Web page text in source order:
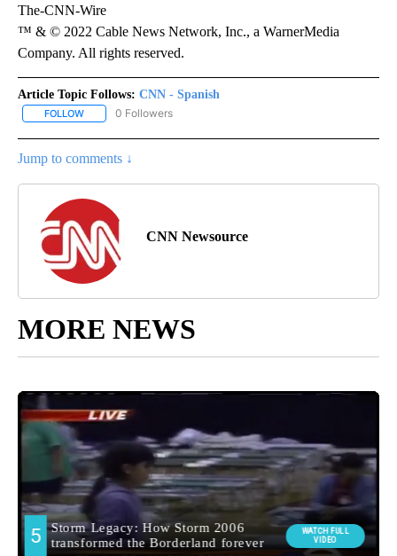
The-CNN-Wire
™ & © 2022 Cable News Network, Inc., a WarnerMedia
Company. All rights reserved.
Article Topic Follows: CNN - Spanish
FOLLOW FOLLOW "CNN - SPANISH" TO RECEIVE NOTIFICATIONS ABOUT
0 Followers
Jump to comments ↓
CNN Newsource
MORE NEWS